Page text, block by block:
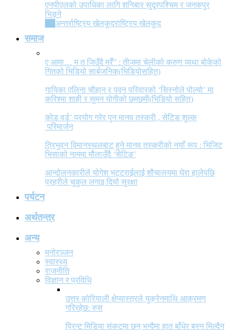
एनपीएलको उपाधिका लागि शनिबार सुदूरपश्चिम र जनकपुर
भिड्ने
अन्तर्राष्ट्रिय खेलकुदराष्ट्रिय खेलकुद
समाज
ए आमा… म त जिउँदै मरेँ” : तीजमा चेलीको करुण व्यथा बोकेको
गितको भिडियो सार्बजनिक(भिडियोसहित)
गायिका एलिना चौहान र पवन परिवारको ‘सिस्नोले पोल्यो’ मा
करिश्मा शाही र सुमन योगीको छमछमी(भिडियो सहित)
कोड वर्ड’ प्रयोग गरेर पुन मानव तस्करी , सेटिङ शुल्क
परिमार्जन
त्रिभुवन विमानस्थलबाट हुने मानव तस्करीको नयाँ रूप : भिजिट
भिसाको नाममा मौलाउँदै ‘सेटिङ’
आन्दोलनकारीले योगेश भट्टराईलाई शौचालयमा घेरा हालेपछि
प्रहरीले चुकुल लगाइ दियो सुरक्षा
पर्यटन
अर्थतन्त्र
अन्य
मनोरञ्जन
स्वास्थ्य
राजनीति
विज्ञान र प्रविधि
उत्तर कोरियाली क्षेप्यास्त्रले युक्रेनमाथि आक्रमण
गरिरहेछ: रुस
प्रिन्ट मिडिया संकटमा छन् भन्दैमा हात बाँधेर बस्न मिल्दैन